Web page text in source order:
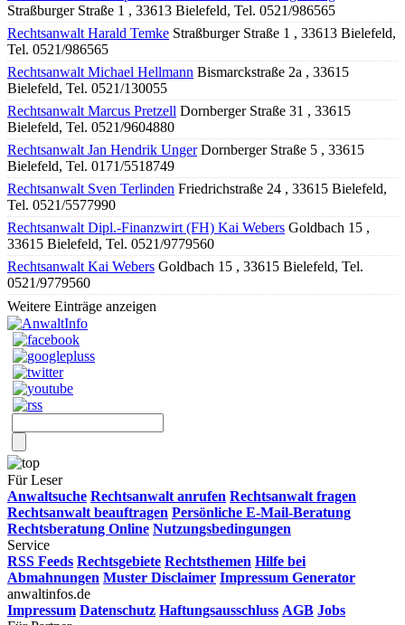
Straßburger Straße 1 , 33613 Bielefeld, Tel. 0521/986565
Rechtsanwalt Harald Temke Straßburger Straße 1 , 33613 Bielefeld,
Tel. 0521/986565
Rechtsanwalt Michael Hellmann Bismarckstraße 2a , 33615
Bielefeld, Tel. 0521/130055
Rechtsanwalt Marcus Pretzell Dornberger Straße 31 , 33615
Bielefeld, Tel. 0521/9604880
Rechtsanwalt Jan Hendrik UngerDornberger Straße 5 , 33615
Bielefeld, Tel. 0171/5518749
Rechtsanwalt Sven Terlinden Friedrichstraße 24 , 33615 Bielefeld,
Tel. 0521/5577990
Rechtsanwalt Dipl.-Finanzwirt (FH) Kai Webers Goldbach 15 ,
33615 Bielefeld, Tel. 0521/9779560
Rechtsanwalt Kai Webers Goldbach 15 , 33615 Bielefeld, Tel.
0521/9779560
Weitere Einträge anzeigen
Für Leser
Anwaltsuche Rechtsanwalt anrufen Rechtsanwalt fragen
Rechtsanwalt beauftragen Persönliche E-Mail-Beratung
Rechtsberatung Online Nutzungsbedingungen
Service
RSS Feeds Rechtsgebiete Rechtsthemen Hilfe bei
Abmahnungen Muster Disclaimer Impressum Generator
anwaltinfos.de
Impressum Datenschutz Haftungsausschluss AGB Jobs